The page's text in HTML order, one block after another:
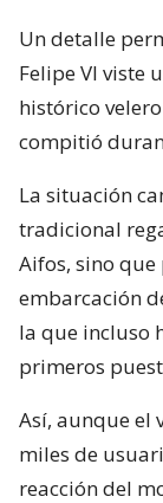
Un detalle
Felipe VI viste
histórico
compitió
La situación
tradicional
Aifos, sino
embarcación
la que incluso
primeros
Así, aunque el
miles de
reacción del